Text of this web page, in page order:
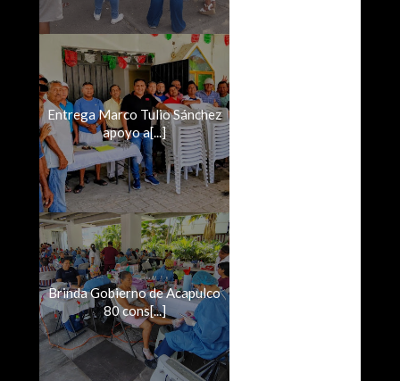
Entrega Marco Tulio Sánchez
apoyo a[...]
Brinda Gobierno de Acapulco
80 cons[...]